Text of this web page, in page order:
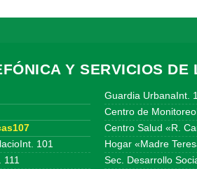
Y SERVICIOS DE
101
111
Guardia UrbanaInt.
Centro de
Centro Salud «R.
Hogar «Madre
Sec. Desarrollo